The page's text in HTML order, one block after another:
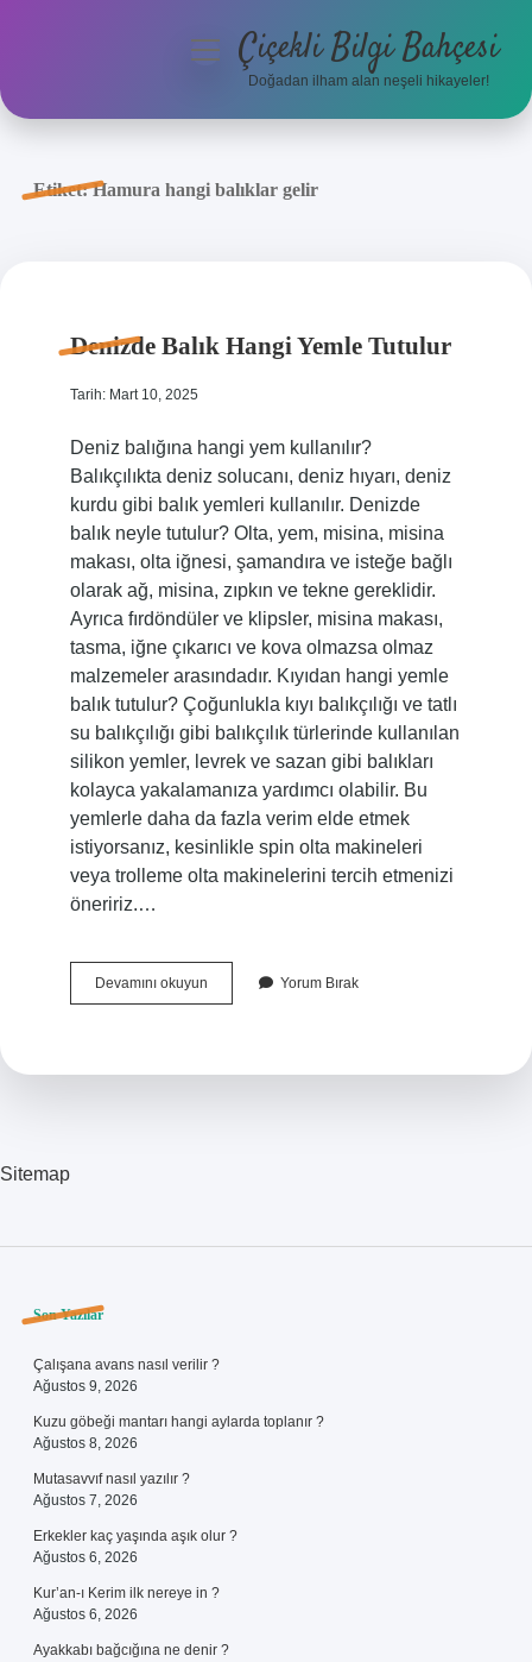
Anasayfa
menüyüÇiçekli Bilgi Bahçesi
Doğadan ilham alan neşeli hikayeler!
Etiket:Hamura hangi balıklar gelir
Denizde Balık Hangi Yemle Tutulur
Tarih: Mart 10, 2025
Deniz balığına hangi yem kullanılır?
Balıkçılıkta deniz solucanı, deniz hıyarı, deniz
kurdu gibi balık yemleri kullanılır. Denizde
balık neyle tutulur? Olta, yem, misina, misina
makası, olta iğnesi, şamandıra ve isteğe bağlı
olarak ağ, misina, zıpkın ve tekne gereklidir.
Ayrıca fırdöndüler ve klipsler, misina makası,
tasma, iğne çıkarıcı ve kova olmazsa olmaz
malzemeler arasındadır. Kıyıdan hangi yemle
balık tutulur? Çoğunlukla kıyı balıkçılığı ve tatlı
su balıkçılığı gibi balıkçılık türlerinde kullanılan
silikon yemler, levrek ve sazan gibi balıkları
kolayca yakalamanıza yardımcı olabilir. Bu
yemlerle daha da fazla verim elde etmek
istiyorsanız, kesinlikle spin olta makineleri
veya trolleme olta makinelerini tercih etmenizi
öneririz.…
Devamını okuyunDenizde
Balık
Yorum Bırak
Sitemap
Sidebar
Son Yazılar
Çalışana avans nasıl verilir ?
Ağustos 9, 2026
Kuzu göbeği mantarı hangi aylarda toplanır ?
Ağustos 8, 2026
Mutasavvıf nasıl yazılır ?
Ağustos 7, 2026
Erkekler kaç yaşında aşık olur ?
Ağustos 6, 2026
Kur’an-ı Kerim ilk nereye in ?
Ağustos 6, 2026
Ayakkabı bağcığına ne denir ?